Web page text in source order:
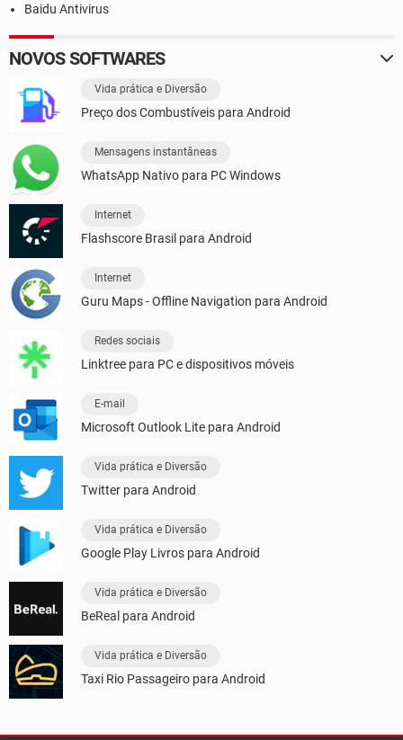
Baidu Antivirus
NOVOS SOFTWARES
Vida prática e Diversão
Preço dos Combustíveis para Android
Mensagens instantâneas
WhatsApp Nativo para PC Windows
Internet
Flashscore Brasil para Android
Internet
Guru Maps - Offline Navigation para Android
Redes sociais
Linktree para PC e dispositivos móveis
E-mail
Microsoft Outlook Lite para Android
Vida prática e Diversão
Twitter para Android
Vida prática e Diversão
Google Play Livros para Android
Vida prática e Diversão
BeReal para Android
Vida prática e Diversão
Taxi Rio Passageiro para Android